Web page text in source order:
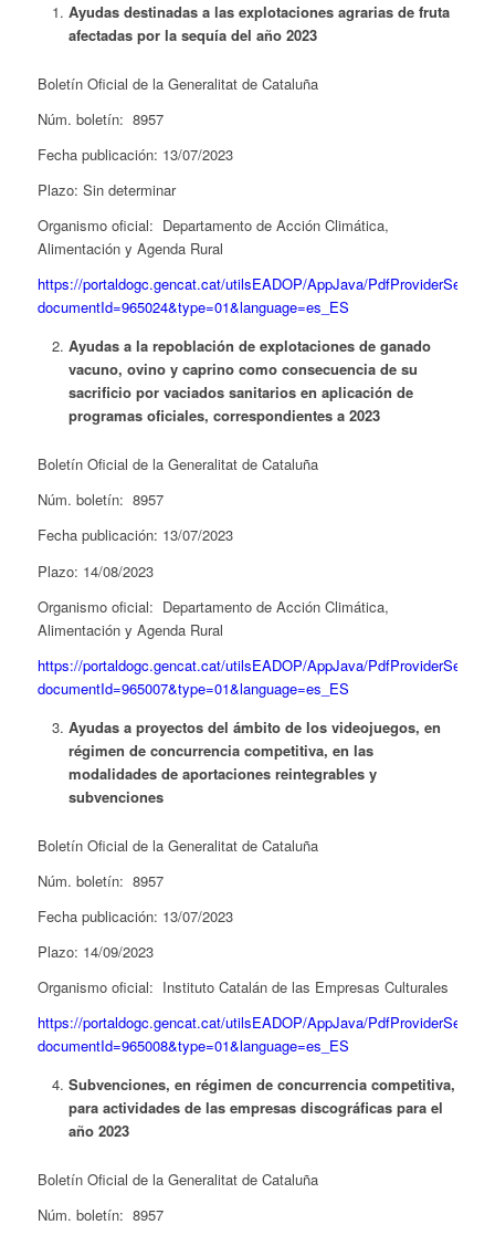
Ayudas destinadas a las explotaciones agrarias de fruta
afectadas por la sequía del año 2023
Boletín Oficial de la Generalitat de Cataluña
Núm. boletín: 8957
Fecha publicación: 13/07/2023
Plazo: Sin determinar
Organismo oficial: Departamento de Acción Climática,
Alimentación y Agenda Rural
https://portaldogc.gencat.cat/utilsEADOP/AppJava/PdfProviderServlet?
documentId=965024&type=01&language=es_ES
Ayudas a la repoblación de explotaciones de ganado
vacuno, ovino y caprino como consecuencia de su
sacrificio por vaciados sanitarios en aplicación de
programas oficiales, correspondientes a 2023
Boletín Oficial de la Generalitat de Cataluña
Núm. boletín: 8957
Fecha publicación: 13/07/2023
Plazo: 14/08/2023
Organismo oficial: Departamento de Acción Climática,
Alimentación y Agenda Rural
https://portaldogc.gencat.cat/utilsEADOP/AppJava/PdfProviderServlet?
documentId=965007&type=01&language=es_ES
Ayudas a proyectos del ámbito de los videojuegos, en
régimen de concurrencia competitiva, en las
modalidades de aportaciones reintegrables y
subvenciones
Boletín Oficial de la Generalitat de Cataluña
Núm. boletín: 8957
Fecha publicación: 13/07/2023
Plazo: 14/09/2023
Organismo oficial: Instituto Catalán de las Empresas Culturales
https://portaldogc.gencat.cat/utilsEADOP/AppJava/PdfProviderServlet?
documentId=965008&type=01&language=es_ES
Subvenciones, en régimen de concurrencia competitiva,
para actividades de las empresas discográficas para el
año 2023
Boletín Oficial de la Generalitat de Cataluña
Núm. boletín: 8957